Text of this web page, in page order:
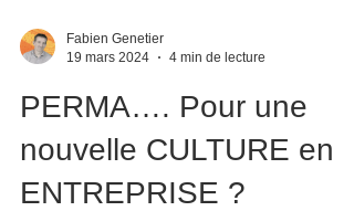
Fabien Genetier
19 mars 2024
4 min de lecture
PERMA…. Pour une